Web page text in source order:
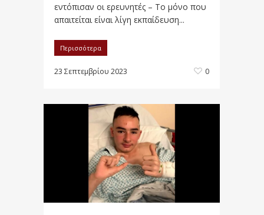
εντόπισαν οι ερευνητές – Το μόνο που
απαιτείται είναι λίγη εκπαίδευση...
Περισσότερα
23 Σεπτεμβρίου 2023 0